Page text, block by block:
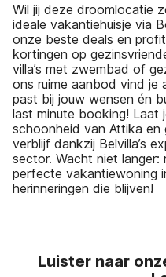
Wil jij deze droomlocatie
ideale vakantiehuisje via
onze beste deals en
kortingen op
villa’s met zwembad of
ons ruime aanbod vind je
past bij jouw wensen én
last minute booking! Laat
schoonheid van Attika
verblijf dankzij Belvilla’s
sector. Wacht niet
perfecte vakantiewoning
herinneringen die blijven!
Luister naar